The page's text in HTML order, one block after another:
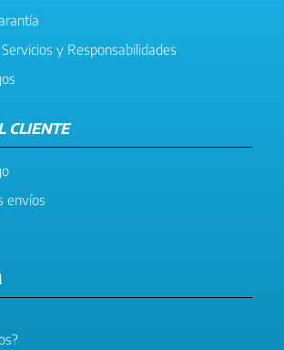
y Responsabilidades
CLIENTE
envíos